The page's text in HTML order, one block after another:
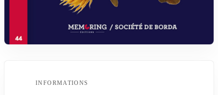
INFORMATIONS